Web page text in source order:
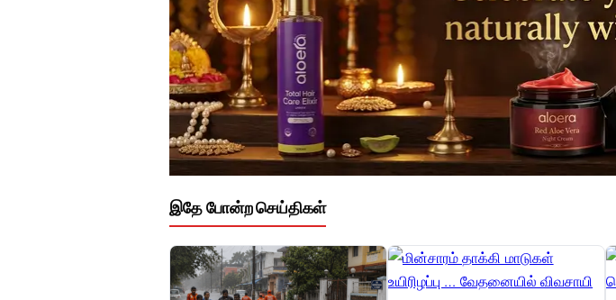
இதே போன்ற செய்திகள்